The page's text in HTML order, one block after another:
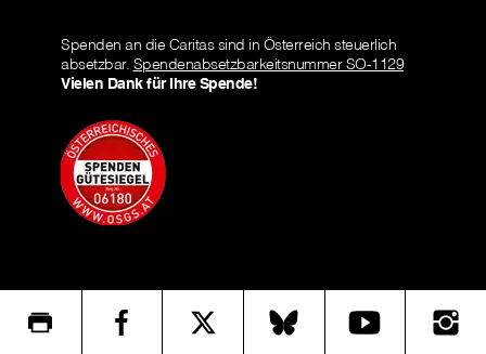
Spenden an die Caritas sind in Österreich steuerlich
absetzbar. Spendenabsetzbarkeitsnummer SO-1129
Vielen Dank für Ihre Spende!